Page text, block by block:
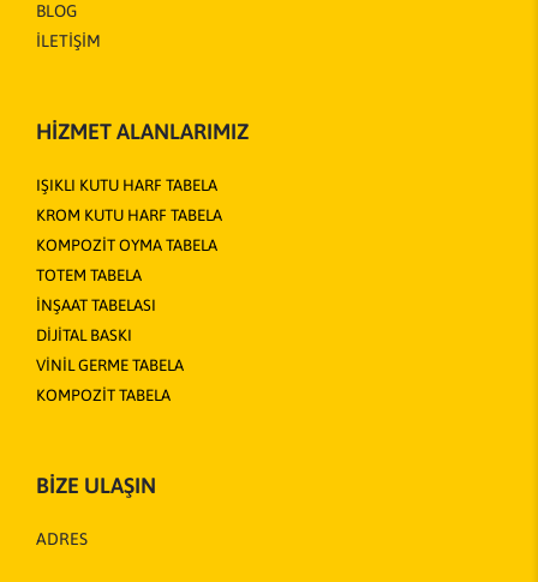
BLOG
İLETİŞİM
HİZMET ALANLARIMIZ
IŞIKLI KUTU HARF TABELA
KROM KUTU HARF TABELA
KOMPOZİT OYMA TABELA
TOTEM TABELA
İNŞAAT TABELASI
DİJİTAL BASKI
VİNİL GERME TABELA
KOMPOZİT TABELA
BİZE ULAŞIN
ADRES